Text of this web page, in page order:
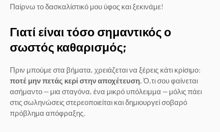
Παίρνω το δασκαλίστικό μου ύφος και ξεκινάμε!
Γιατί είναι τόσο σημαντικός ο
σωστός καθαρισμός;
Πριν μπούμε στα βήματα, χρειάζεται να ξέρεις κάτι κρίσιμο:
ποτέ μην πετάς κερί στην αποχέτευση. Ό,τι σου φαίνεται
ασήμαντο — μια σταγόνα, ένα μικρό υπόλειμμα — μόλις πάει
στις σωληνώσεις στερεοποιείται και δημιουργεί σοβαρό
πρόβλημα απόφραξης.